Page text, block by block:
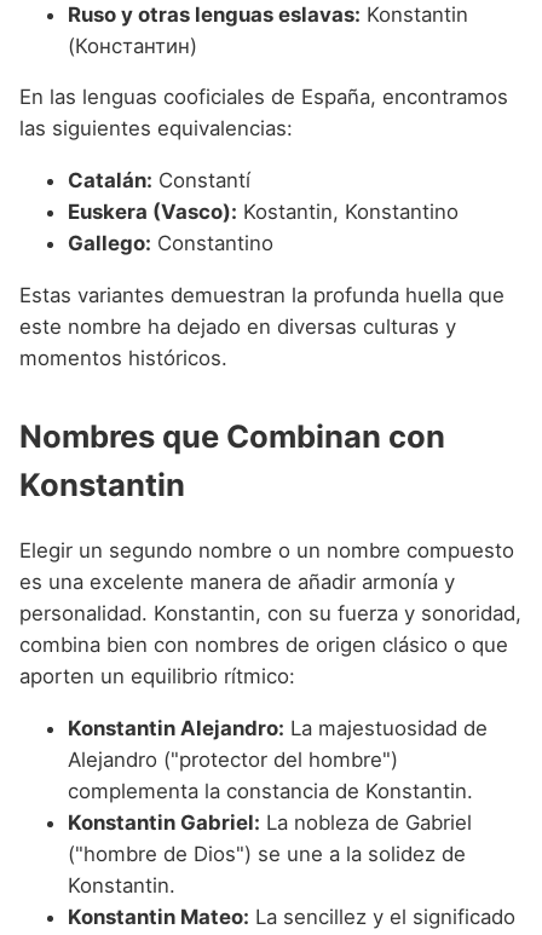
Ruso y otras lenguas eslavas: Konstantin
(Константин)
En las lenguas cooficiales de España, encontramos
las siguientes equivalencias:
Catalán: Constantí
Euskera (Vasco): Kostantin, Konstantino
Gallego: Constantino
Estas variantes demuestran la profunda huella que
este nombre ha dejado en diversas culturas y
momentos históricos.
Nombres que Combinan con
Konstantin
Elegir un segundo nombre o un nombre compuesto
es una excelente manera de añadir armonía y
personalidad. Konstantin, con su fuerza y sonoridad,
combina bien con nombres de origen clásico o que
aporten un equilibrio rítmico:
Konstantin Alejandro: La majestuosidad de
Alejandro ("protector del hombre")
complementa la constancia de Konstantin.
Konstantin Gabriel: La nobleza de Gabriel
("hombre de Dios") se une a la solidez de
Konstantin.
Konstantin Mateo: La sencillez y el significado